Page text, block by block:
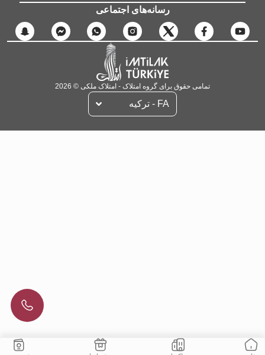
رسانه‌های اجتماعی
تمامی حقوق برای گروه امتلاک - امتلاک ملکی © 2026
FA - تركيه